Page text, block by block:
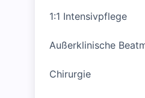
1:1 Intensivpflege
Außerklinische
Chirurgie